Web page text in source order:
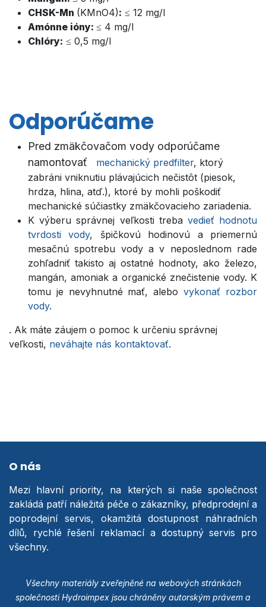
CHSK-Mn (KMnO4): ≤ 12 mg/l
Amónne ióny: ≤ 4 mg/l
Chlóry: ≤ 0,5 mg/l
Odporúčame
Pred zmäkčovačom vody odporúčame
namontovať
mechanický predfilter, ktorý
zabráni vniknutiu plávajúcich nečistôt (piesok,
hrdza, hlina, atď.), ktoré by mohli poškodiť
mechanické súčiastky zmäkčovacieho zariadenia.
K výberu správnej veľkosti treba vedieť hodnotu
tvrdosti vody, špičkovú hodinovú a priemernú
mesačnú spotrebu vody a v neposlednom rade
zohľadniť takisto aj ostatné hodnoty, ako železo,
mangán, amoniak a organické znečistenie vody. K
tomu je nevyhnutné mať, alebovykonať rozbor
vody.
. Ak máte záujem o pomoc k určeniu správnej
veľkosti, neváhajte nás kontaktovať.
O nás
Mezi hlavní priority, na kterých si naše společnost
zakládá patří náležitá péče o zákazníky, předprodejní a
poprodejní servis, okamžitá dostupnost náhradních
dílů, rychlé řešení reklamací a dostupný servis pro
všechny.
Všechny materiály zveřejněné na webových stránkách
společnosti Hydroimpex jsou chráněny autorským právem a